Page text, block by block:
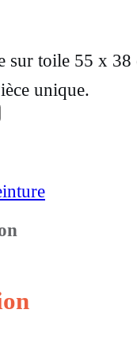
sur toile 55 x 38
unique.